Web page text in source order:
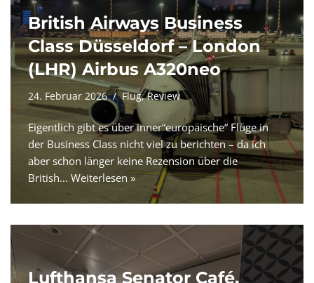
British Airways Business
Class Düsseldorf – London
(LHR) Airbus A320neo
24. Februar 2026 Flug,Review
Eigentlich gibt es über inner“europäische“ Flüge in
der Business Class nicht viel zu berichten – da ich
aber schon länger keine Rezension über die
British… Weiterlesen »
Lufthansa Senator Café,